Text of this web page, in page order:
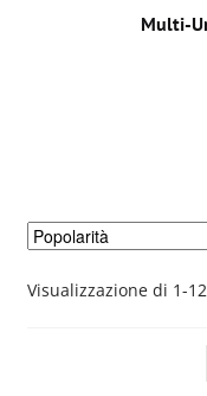
Multi-
Visualizzazione di 1-